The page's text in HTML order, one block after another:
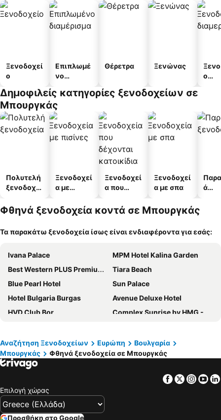
Ξενοδοχεί
ο
Επιπλωμέ
νο
α
Θέρετρα Ξενώνας
ο
Δημοφιλείς κατηγορίες ξενοδοχείων σε
Μπουργκάς
Πολυτελή
ξενοδοχεί
Ξενοδοχεί
α με
Ξενοδοχεί
α που
κατοικίδι
Ξενοδοχεί
α με σπα
ά
Φθηνά ξενοδοχεία κοντά σε Μπουργκάς
Τα παρακάτω ξενοδοχεία ίσως είναι ενδιαφέροντα για εσάς:
Ivana Palace
MPM Hotel Kalina Garden
Best Western PLUS Premium Inn
Tiara Beach
Blue Pearl Hotel
Sun Palace
Hotel Bulgaria Burgas
Avenue Deluxe Hotel
HVD Club Bor
Complex Sunrise by HMG - All Inclusive
Hotel Avenue
iHotel Sunny Beach
Regatta Palace Hotel
Hotel Boomerang - Sunny Beach
Hotel Pomorie Sun
Admiral Plaza Hotel
Hotel Marina Palace, Affiliated by Meliá
Hotel & SPA Diamant Residence - All Inclusive
Αναζήτηση Ξενοδοχείων Ευρώπη
Βουλγαρία
Μπουργκάς
Φθηνά ξενοδοχεία σε Μπουργκάς
Facebook
Twitter
Επιλογή χώρας
Προσθήκη στο Google